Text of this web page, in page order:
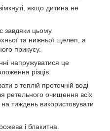
якщо дитина не
завдяки цьому
та нижньої щелеп, а
прикусу.
напружуватися це
різців.
в теплій проточній воді
ретельного очищення всіх
тиждень використовувати
і блакитна.